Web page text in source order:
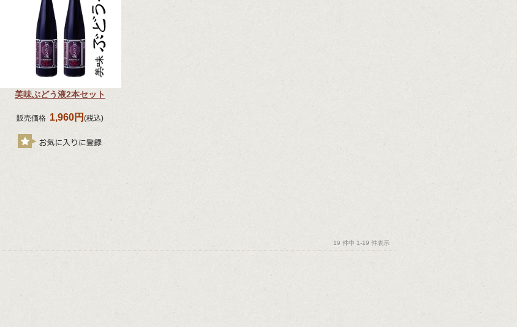
美味ぶどう液2本セット
販売価格 1,960円 (税込)
19 件中 1-19 件表示